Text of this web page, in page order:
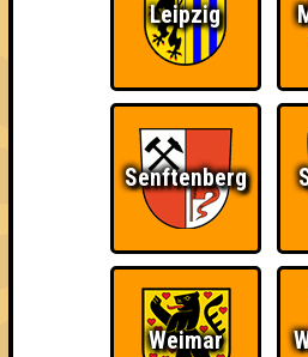
Wiederzehn macht
Schon wieder
Quizveteran
Wir sind
Leipzig
Senftenberg
Weimar